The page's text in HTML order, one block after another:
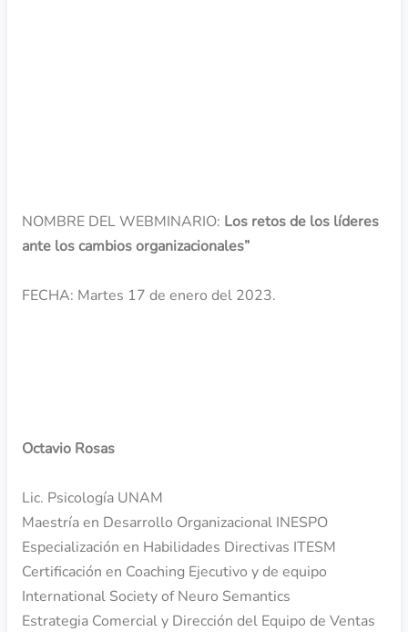
NOMBRE DEL WEBMINARIO: Los retos de los líderes
ante los cambios organizacionales”
FECHA: Martes 17 de enero del 2023.
Octavio Rosas
Lic. Psicología UNAM
Maestría en Desarrollo Organizacional INESPO
Especialización en Habilidades Directivas ITESM
Certificación en Coaching Ejecutivo y de equipo
International Society of Neuro Semantics
Estrategia Comercial y Dirección del Equipo de Ventas